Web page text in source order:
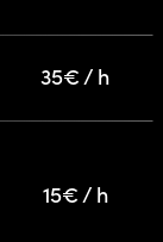
35€ / h
15€ / h